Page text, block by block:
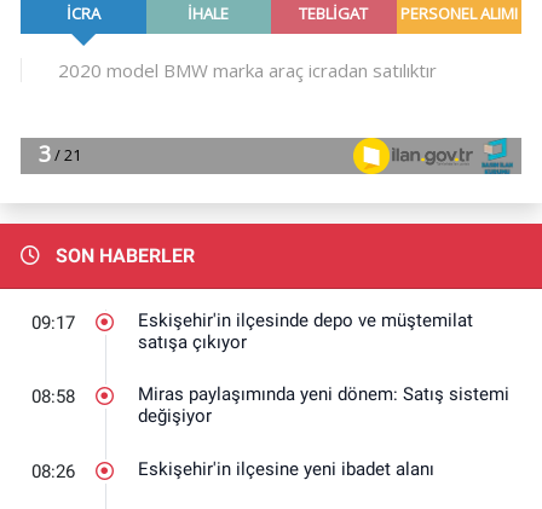
SON HABERLER
09:17
Eskişehir'in ilçesinde depo ve müştemilat
satışa çıkıyor
08:58
Miras paylaşımında yeni dönem: Satış sistemi
değişiyor
08:26 Eskişehir'in ilçesine yeni ibadet alanı